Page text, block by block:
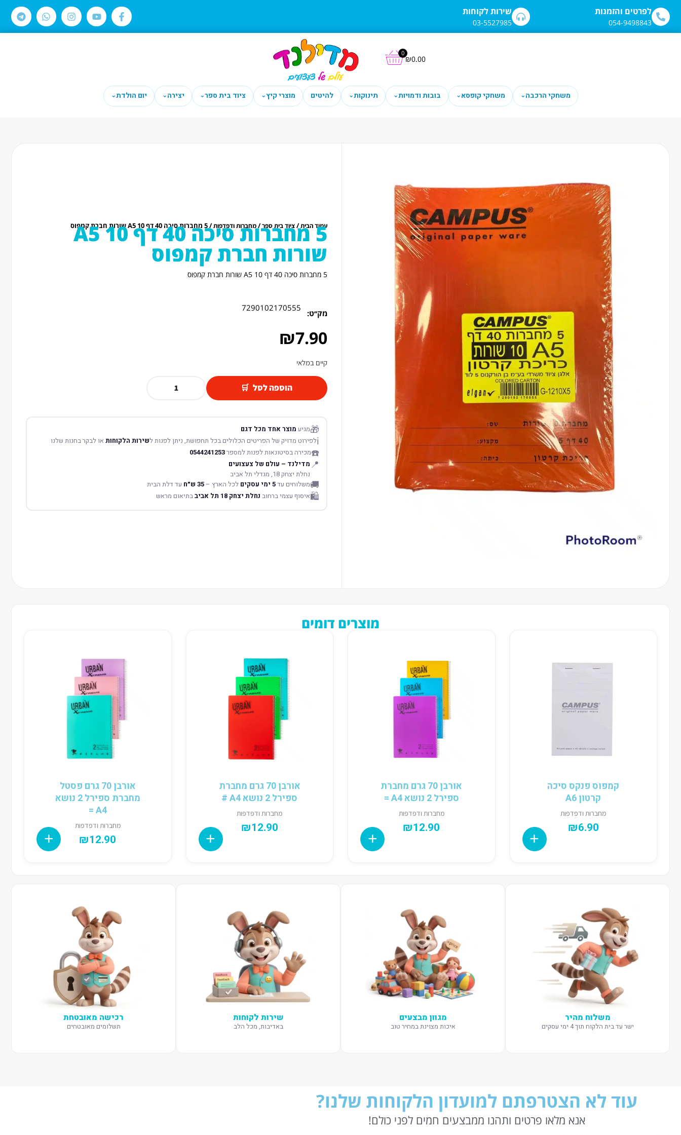
לתוכן שירות לקוחות
03-5527985
לפרטים והזמנות
054-9498843
₪0.00
0
משחקי הרכבה⌄ משחקי קופסא⌄ בובות ודמויות⌄ תינוקות⌄ להיטים מוצרי קיץ⌄ ציוד בית ספר⌄ יצירה⌄ יום הולדת⌄
עמוד הבית/ציוד בית ספר/מחברות ודפדפות/ 5 מחברות סיכה 40 דף A5 10 שורות חברת קמפוס 5 מחברות סיכה 40 דף A5 10
שורות חברת קמפוס
5 מחברות סיכה 40 דף A5 10 שורות חברת קמפוס
מק׳׳ט:
7290102170555
₪7.90
קיים במלאי
הוספה לסל
🎁מגיע מוצר אחד מכל דגם
ℹ️לפירוט מדויק של הפריטים הכלולים בכל תחפושת, ניתן לפנות לשירות הלקוחותאו לבקר בחנות שלנו
☎️מכירה בסיטונאות לפנות למספר0544241253
📍 מדילנד – עולם של צעצועים
נחלת יצחק 18, מגדלי תל אביב
🚚משלוחים עד5 ימי עסקים לכל הארץ –35 ש״ח עד דלת הבית
🛍️איסוף עצמי ברחוב נחלת יצחק 18 תל אביב בתיאום מראש
מוצרים דומים
קמפוס פנקס סיכה
קרטון A6
מחברות ודפדפות
₪6.90
אורבן 70 גרם מחברת
ספירל 2 נושא A4 =
מחברות ודפדפות
₪12.90
אורבן 70 גרם מחברת
ספירל 2 נושא A4 #
מחברות ודפדפות
₪12.90
אורבן 70 גרם פסטל
מחברת ספירל 2 נושא
A4 =
מחברות ודפדפות
₪12.90
משלוח מהיר
ישר עד בית הלקוח תוך 4 ימי עסקים
מגוון מבצעים
איכות מצוינת במחיר טוב
שירות לקוחות
באדיבות, מכל הלב
רכישה מאובטחת
תשלומים מאובטחים
עוד לא הצטרפתם למועדון הלקוחות שלנו?
אנא מלאו פרטים ותהנו ממבצעים חמים לפני כולם!